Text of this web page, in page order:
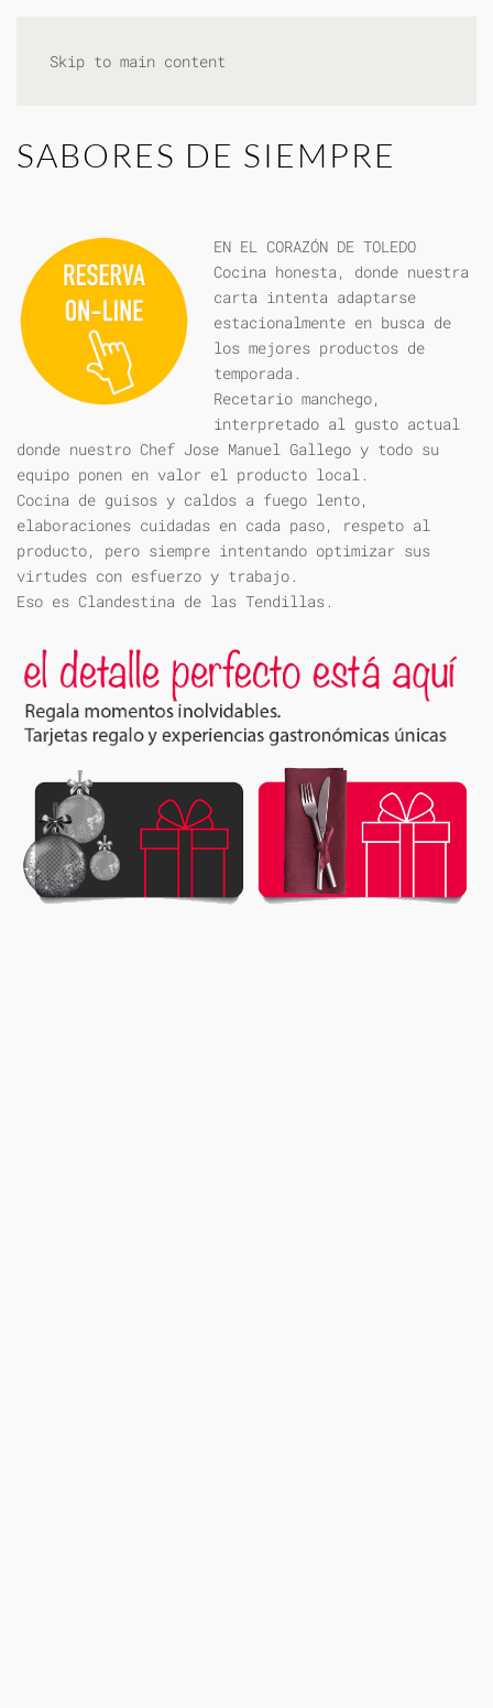
Skip to main content
SABORES DE SIEMPRE
EN EL CORAZÓN DE TOLEDO
Cocina honesta, donde nuestra
carta intenta adaptarse
estacionalmente en busca de
los mejores productos de
temporada.
Recetario manchego,
interpretado al gusto actual
donde nuestro Chef Jose Manuel Gallego y todo su
equipo ponen en valor el producto local.
Cocina de guisos y caldos a fuego lento,
elaboraciones cuidadas en cada paso, respeto al
producto, pero siempre intentando optimizar sus
virtudes con esfuerzo y trabajo.
Eso es Clandestina de las Tendillas.